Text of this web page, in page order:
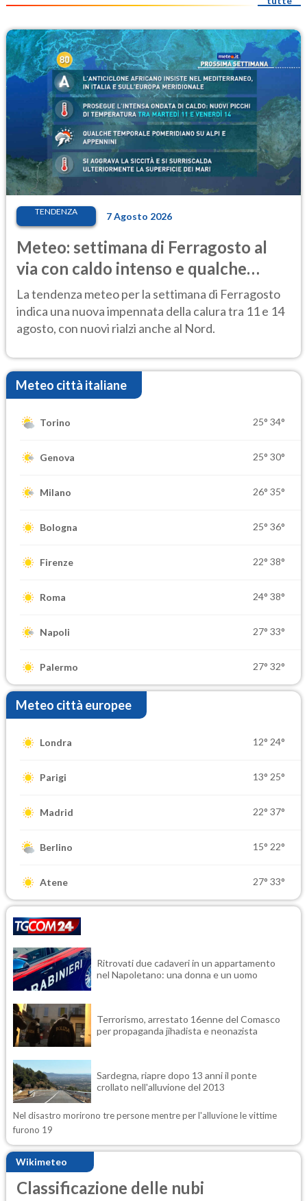
TENDENZA 7 Agosto 2026
Meteo: settimana di Ferragosto al
via con caldo intenso e qualche
temporale
La tendenza meteo per la settimana di Ferragosto
indica una nuova impennata della calura tra 11 e 14
agosto, con nuovi rialzi anche al Nord.
Meteo città italiane
Torino 25° 34°
Genova 25° 30°
Milano 26° 35°
Bologna 25° 36°
Firenze 22° 38°
Roma 24° 38°
Napoli 27° 33°
Palermo 27° 32°
Meteo città europee
Londra 12° 24°
Parigi 13° 25°
Madrid 22° 37°
Berlino 15° 22°
Atene 27° 33°
Ritrovati due cadaveri in un appartamento
nel Napoletano: una donna e un uomo
Terrorismo, arrestato 16enne del Comasco
per propaganda jihadista e neonazista
Sardegna, riapre dopo 13 anni il ponte
crollato nell'alluvione del 2013
Nel disastro morirono tre persone mentre per l'alluvione le vittime
furono 19
Wikimeteo
Classificazione delle nubi